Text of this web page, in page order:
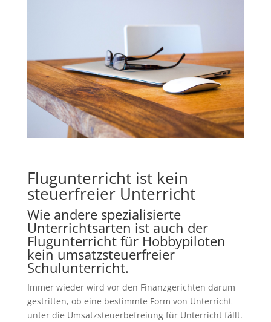
Flugunterricht ist kein
steuerfreier Unterricht
Wie andere spezialisierte
Unterrichtsarten ist auch der
Flugunterricht für Hobbypiloten
kein umsatzsteuerfreier
Schulunterricht.
Immer wieder wird vor den Finanzgerichten darum
gestritten, ob eine bestimmte Form von Unterricht
unter die Umsatzsteuerbefreiung für Unterricht fällt.